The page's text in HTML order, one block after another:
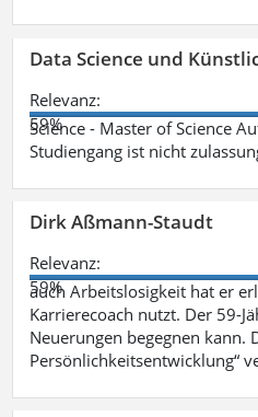
Data Science und
Relevanz:
59%
Science - Master of Science
Studiengang ist nicht
Dirk Aßmann-Staudt
Relevanz:
59%
auch Arbeitslosigkeit hat er
Karrierecoach nutzt. Der 59-
Neuerungen begegnen kann.
Persönlichkeitsentwicklung“